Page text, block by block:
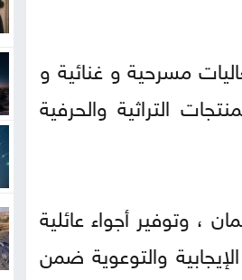
مسرحية و غنائية و
التراثية والحرفية
، وتوفير أجواء عائلية
والتوعوية ضمن